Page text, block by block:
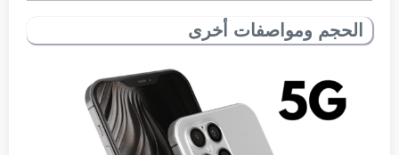
الحجم ومواصفات أخرى